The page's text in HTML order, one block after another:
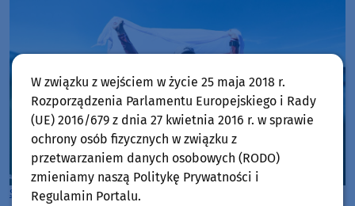
SportChojnice
W związku z wejściem w życie 25 maja 2018 r.
Rozporządzenia Parlamentu Europejskiego i Rady
(UE) 2016/679 z dnia 27 kwietnia 2016 r. w sprawie
ochrony osób fizycznych w związku z
przetwarzaniem danych osobowych (RODO)
zmieniamy naszą Politykę Prywatności i
Regulamin Portalu.